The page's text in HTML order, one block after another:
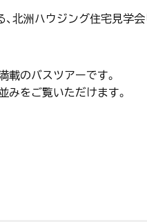
、北洲ハウジング住宅見学
載のバスツアーです。
みをご覧いただけます。